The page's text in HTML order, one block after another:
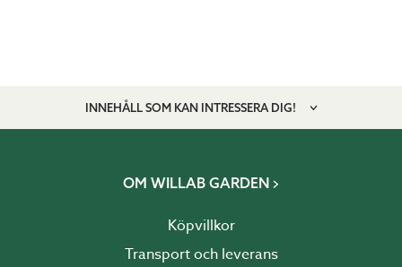
INNEHÅLL SOM KAN INTRESSERA DIG!
OM WILLAB GARDEN
Köpvillkor
Transport och leverans